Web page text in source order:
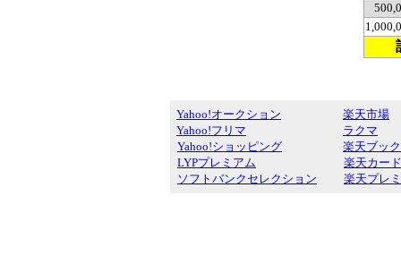
Yahoo!オークション
Yahoo!フリマ
Yahoo!ショッピング
LYPプレミアム
ソフトバンクセレクション
楽天市場
ラクマ
楽天ブッ
楽天カード
楽天プレ